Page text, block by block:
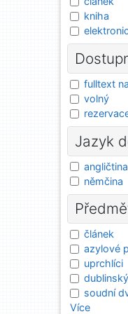
kniha
fulltext
volný
Jazyk
angličtina
němčina
článek
azylové
uprchlíci
soudní
Více